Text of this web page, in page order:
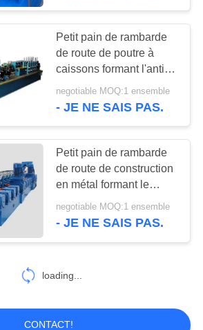
Petit pain de rambarde
de route de poutre à
caissons formant l'anti
durée de longue durée
de rouille de machine
negotiable MOQ:1 ensemble
- JE NE SAIS PAS.
Petit pain de rambarde
de route de construction
en métal formant le
réducteur de
transmission de vagues
negotiable MOQ:1 ensemble
- JE NE SAIS PAS.
loading...
CONTACT!